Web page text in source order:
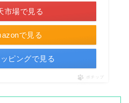
で見る
市場で見る
ピングで見る
ポチップ